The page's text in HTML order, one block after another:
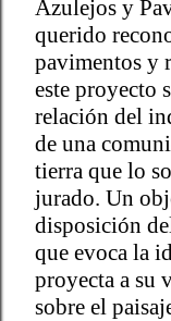
Azulejos y
querido
pavimentos y
este proyecto
relación del
de una
tierra que lo
jurado. Un
disposición
que evoca la
proyecta a su
sobre el